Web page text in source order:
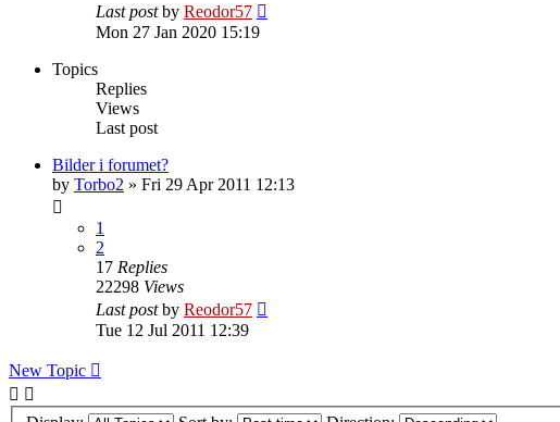
Last postby Reodor57
Mon 27 Jan 2020 15:19
Topics
Replies
Views
Last post
Bilder i forumet?
by Torbo2 » Fri 29 Apr 2011 12:13
1
2
17 Replies
22298 Views
Last postby Reodor57
Tue 12 Jul 2011 12:39
New Topic